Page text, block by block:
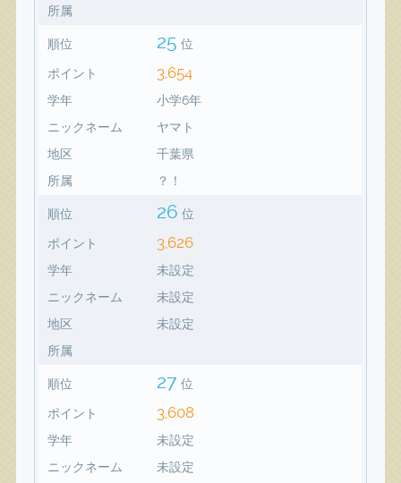
所属
順位 25 位
ポイント 3,654
学年
小学6年
ニックネーム
ヤマト
地区
千葉県
所属
？！
順位 26 位
ポイント 3,626
学年
未設定
ニックネーム
未設定
地区
未設定
所属
順位 27 位
ポイント 3,608
学年
未設定
ニックネーム
未設定